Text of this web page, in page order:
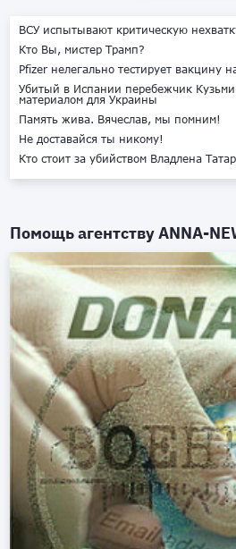
ВСУ испытывают критическую
Кто Вы, мистер Трамп?
Pfizer нелегально тестирует вакцину
Убитый в Испании перебежчик
материалом для Украины
Память жива. Вячеслав, мы помним!
Не доставайся ты никому!
Кто стоит за убийством Владлена
Помощь агентствуANNA-